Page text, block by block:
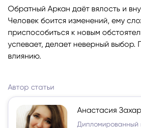
Обратный Аркан даёт вялость и
Человек боится изменений, ему
приспособиться к новым
успевает, делает неверный выбор.
влиянию.
Автор статьи
Анастасия
Дипломированный